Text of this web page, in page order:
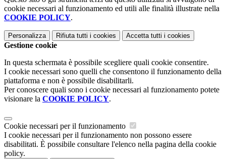
cookie necessari al funzionamento ed utili alle finalità illustrate nella
COOKIE POLICY.
Personalizza Rifiuta tutti i cookies Accetta tutti i cookies
Gestione cookie
In questa schermata è possibile scegliere quali cookie consentire.
I cookie necessari sono quelli che consentono il funzionamento della
piattaforma e non è possibile disabilitarli.
Per conoscere quali sono i cookie necessari al funzionamento potete
visionare la COOKIE POLICY.
Cookie necessari per il funzionamento
I cookie necessari per il funzionamento non possono essere
disabilitati. È possibile consultare l'elenco nella pagina della cookie
policy.